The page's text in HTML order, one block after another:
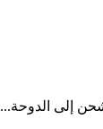
إلى الدوحة...